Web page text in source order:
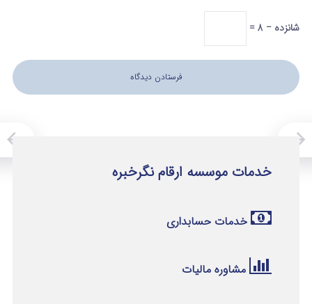
شانزده − 8 =
خدمات موسسه ارقام نگرخبره
خدمات حسابداری
مشاوره مالیات